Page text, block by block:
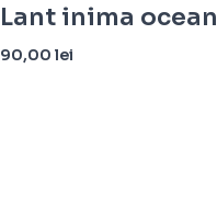
Lant inima ocean
90,00 lei